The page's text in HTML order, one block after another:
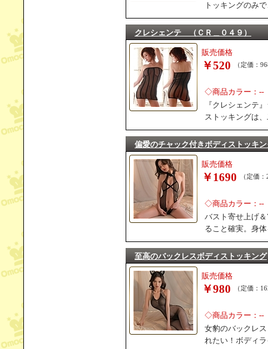
トッキングのみ
クレシェンテ （ＣＲ＿０４９）
販売価格
￥520 （定価：
◇商品カラー：--
『クレシェンテ
ストッキングは
偏愛のチャック付きボディストッキ
販売価格
￥1690 （定価
◇商品カラー：--
バスト寄せ上げ
ること確実。身
至高のバックレスボディストッキング
販売価格
￥980 （定価：
◇商品カラー：--
女豹のバックレ
れたい！ボディ